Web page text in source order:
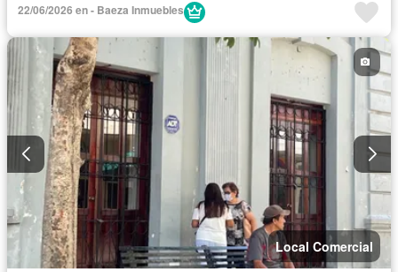
22/06/2026 en - Baeza Inmuebles
Local Comercial